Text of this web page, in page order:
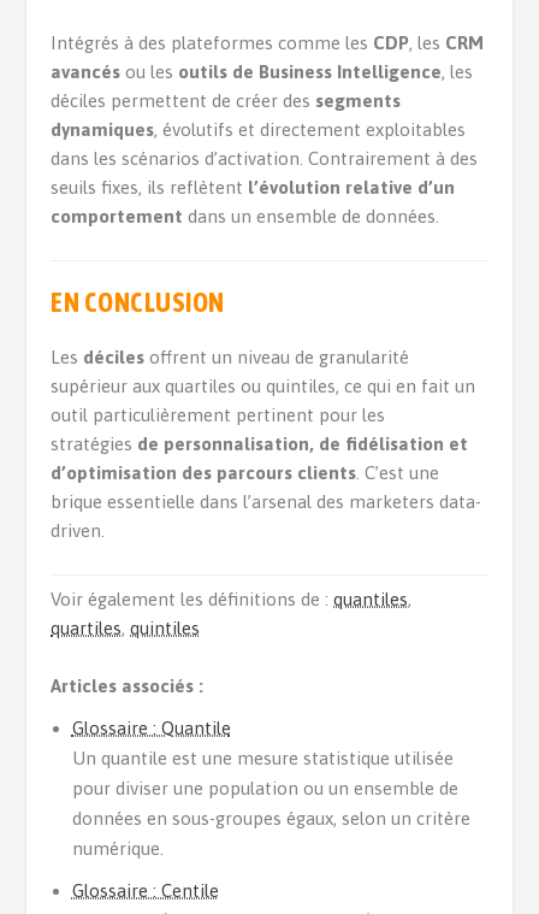
Intégrés à des plateformes comme les CDP, les CRM
avancés ou les outils de Business Intelligence, les
déciles permettent de créer des segments
dynamiques, évolutifs et directement exploitables
dans les scénarios d’activation. Contrairement à des
seuils fixes, ils reflètent l’évolution relative d’un
comportement dans un ensemble de données.
EN CONCLUSION
Les déciles offrent un niveau de granularité
supérieur aux quartiles ou quintiles, ce qui en fait un
outil particulièrement pertinent pour les
stratégies de personnalisation, de fidélisation et
d’optimisation des parcours clients . C’est une
brique essentielle dans l’arsenal des marketers data-
driven.
Voir également les définitions de :quantiles,
quartiles,quintiles
Articles associés :
Glossaire : Quantile
Un quantile est une mesure statistique utilisée
pour diviser une population ou un ensemble de
données en sous-groupes égaux, selon un critère
numérique.
Glossaire : Centile